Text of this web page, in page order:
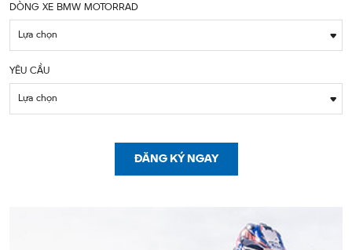
DÒNG XE BMW MOTORRAD
Lựa chọn
YÊU CẦU
Lựa chọn
ĐĂNG KÝ NGAY